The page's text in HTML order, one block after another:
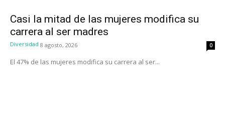
Casi la mitad de las mujeres modifica su
carrera al ser madres
Diversidad 8 agosto, 2026 0
El 47% de las mujeres modifica su carrera al ser...